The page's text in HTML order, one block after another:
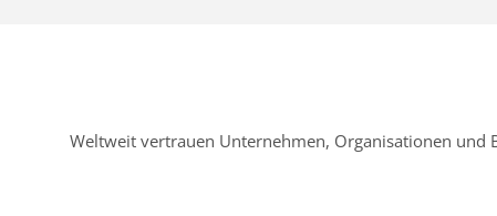
Weltweit vertrauen Unternehmen, Organisationen und